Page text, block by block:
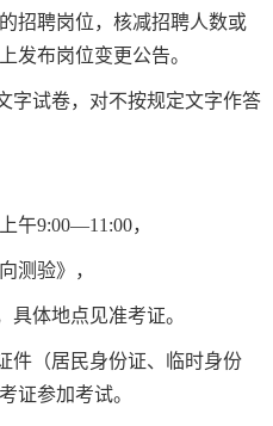
招聘岗位，核减招聘人数或
发布岗位变更公告。
字试卷，对不按规定文字作答
午9:00—11:00，
测验》，
具体地点见准考证。
件（居民身份证、临时身份
证参加考试。